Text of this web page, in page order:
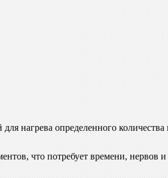
нагрева определенного
что потребует времени, нервов